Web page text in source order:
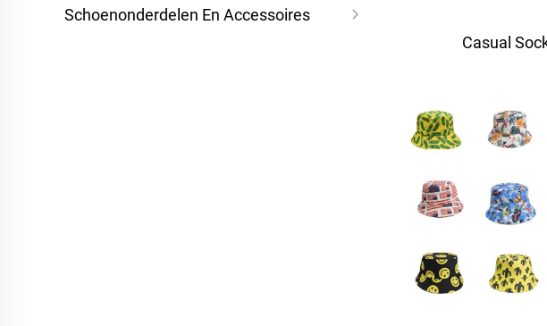
Schoenonderdelen En Accessoires
Casual